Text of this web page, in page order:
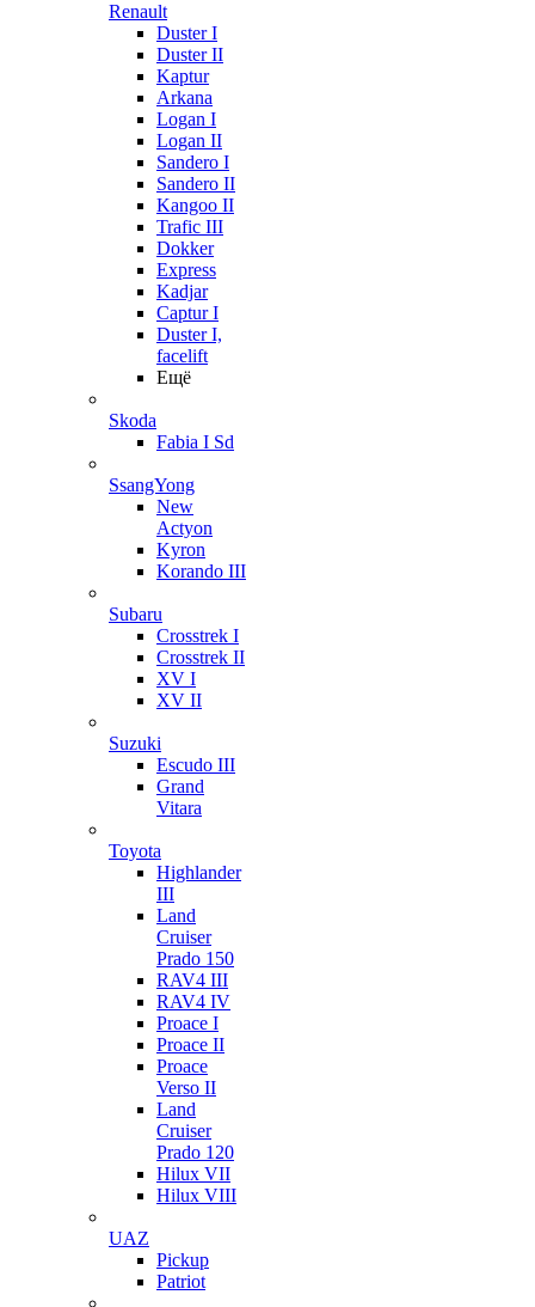
Renault
Duster I
Duster II
Kaptur
Arkana
Logan I
Logan II
Sandero I
Sandero II
Kangoo II
Trafic III
Dokker
Express
Kadjar
Captur I
Duster I,
facelift
Ещё
Skoda
Fabia I Sd
SsangYong
New
Actyon
Kyron
Korando III
Subaru
Crosstrek I
Crosstrek II
XV I
XV II
Suzuki
Escudo III
Grand
Vitara
Toyota
Highlander
III
Land
Cruiser
Prado 150
RAV4 III
RAV4 IV
Proace I
Proace II
Proace
Verso II
Land
Cruiser
Prado 120
Hilux VII
Hilux VIII
UAZ
Pickup
Patriot